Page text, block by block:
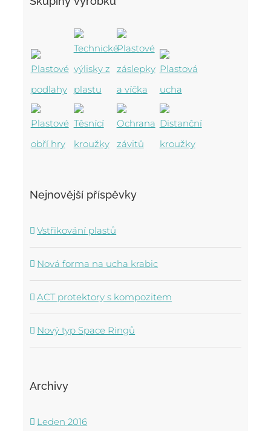
Nejnovější příspěvky
Vstřikování plastů
Nová forma na ucha krabic
ACT protektory s kompozitem
Nový typ Space Ringů
Archivy
Leden 2016